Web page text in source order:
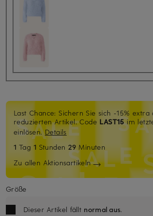
Last Chance: Sichern Sie sich -15% extra
reduzierten Artikel. Code LAST15im
einlösen.Details
1 Tag 1 Stunden 29 Minuten
Zu allen Aktionsartikeln
Größe
Dieser Artikel fällt normal aus.